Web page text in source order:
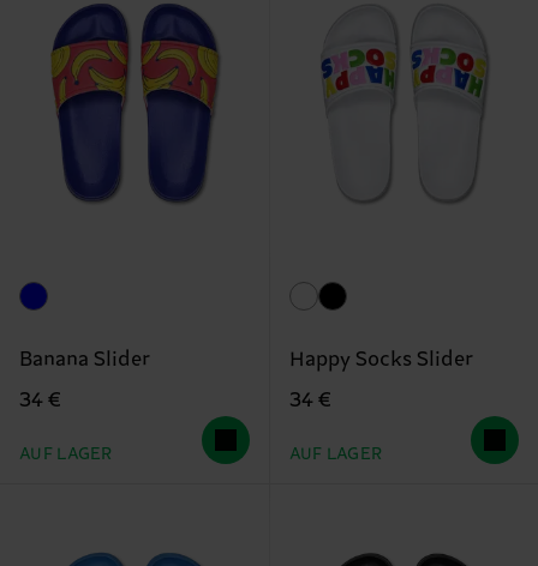
Banana Slider
34 €
AUF LAGER
Happy Socks Slider
34 €
AUF LAGER